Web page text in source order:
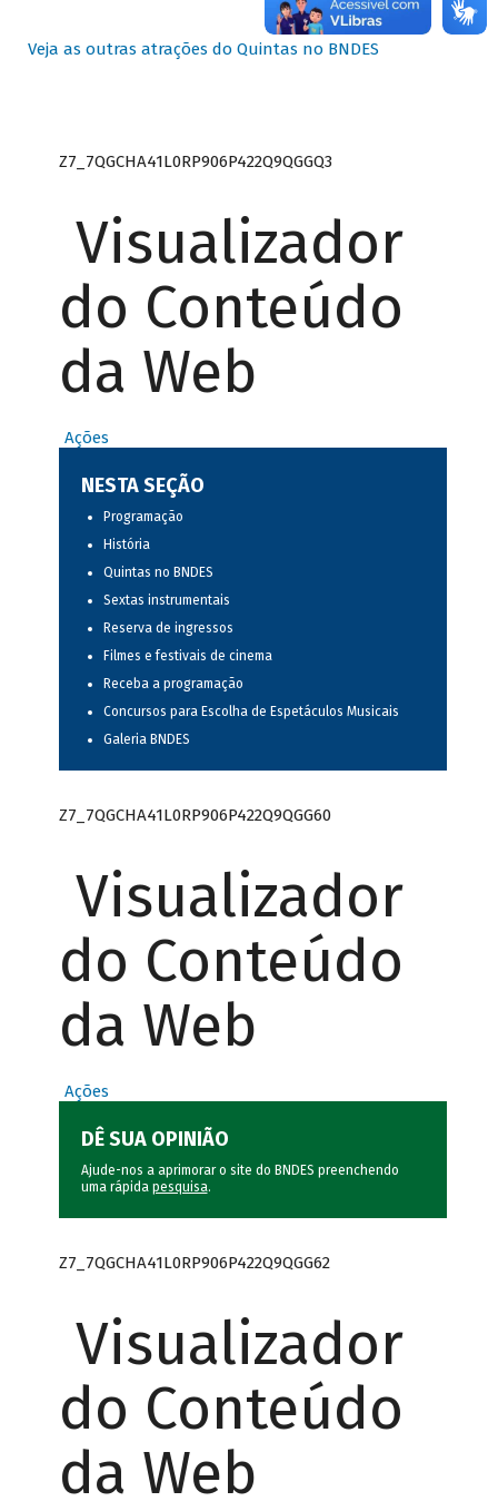
Veja as outras atrações do Quintas no BNDES
Z7_7QGCHA41L0RP906P422Q9QGGQ3
Visualizador
do Conteúdo
da Web
Ações
NESTA SEÇÃO
Programação
História
Quintas no BNDES
Sextas instrumentais
Reserva de ingressos
Filmes e festivais de cinema
Receba a programação
Concursos para Escolha de Espetáculos Musicais
Galeria BNDES
Z7_7QGCHA41L0RP906P422Q9QGG60
Visualizador
do Conteúdo
da Web
Ações
DÊ SUA OPINIÃO
Ajude-nos a aprimorar o site do BNDES preenchendo
uma rápida pesquisa.
Z7_7QGCHA41L0RP906P422Q9QGG62
Visualizador
do Conteúdo
da Web